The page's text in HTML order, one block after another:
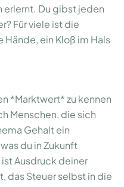
erlernt. Du gibst jeden
Für viele ist die
ein Kloß im Hals
*Marktwert* zu kennen
Menschen, die sich
Gehalt ein
du in Zukunft
ist Ausdruck deiner
das Steuer selbst in die